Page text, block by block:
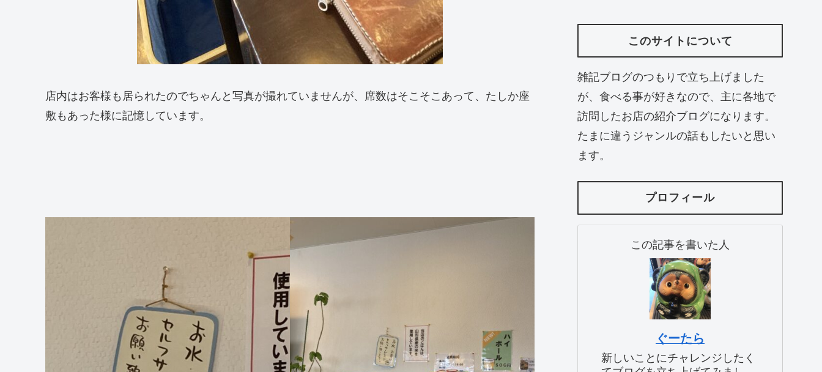
店内はお客様も居られたのでちゃんと写真が撮れていませんが、席数はそこそこあって、たしか座
敷もあった様に記憶しています。
このサイトについて
雑記ブログのつもりで立ち上げました
が、食べる事が好きなので、主に各地で
訪問したお店の紹介ブログになります。
たまに違うジャンルの話もしたいと思い
ます。
プロフィール
この記事を書いた人
ぐーたら
新しいことにチャレンジしたく